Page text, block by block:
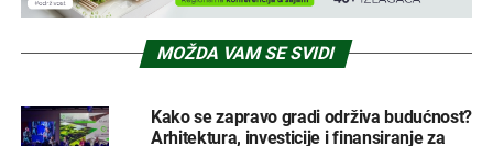
MOŽDA VAM SE SVIDI
Kako se zapravo gradi održiva budućnost?
Arhitektura, investicije i finansiranje za